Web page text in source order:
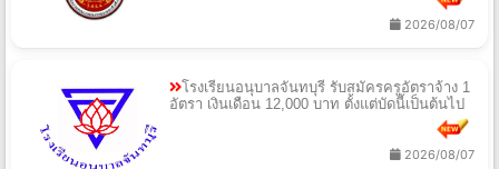
2026/08/07
โรงเรียนอนุบาลจันทบุรี รับสมัครครูอัตราจ้าง 1
อัตรา เงินเดือน 12,000 บาท ตั้งแต่บัดนี้เป็นต้นไป
2026/08/07